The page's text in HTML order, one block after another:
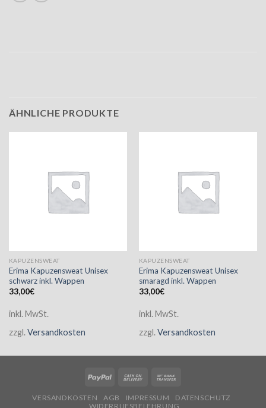
ÄHNLICHE PRODUKTE
KAPUZENSWEAT
Erima Kapuzensweat Unisex
schwarz inkl. Wappen
33,00€
inkl. MwSt.
zzgl. Versandkosten
KAPUZENSWEAT
Erima Kapuzensweat Unisex
smaragd inkl. Wappen
33,00€
inkl. MwSt.
zzgl. Versandkosten
VERSANDKOSTEN AGB IMPRESSUM
DATENSCHUTZ
WIDERRUFSBELEHRUNG